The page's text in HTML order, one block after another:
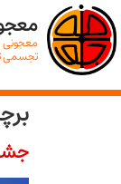
معجونی
تجسمی